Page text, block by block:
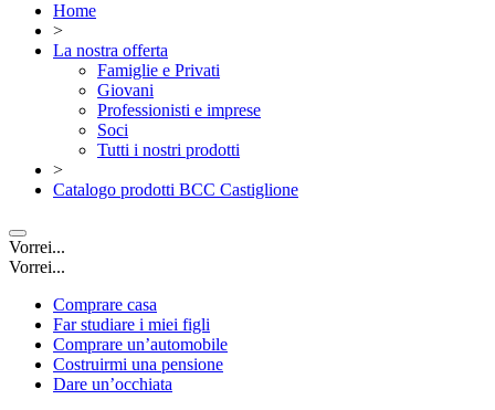
Home
>
La nostra offerta
Famiglie e Privati
Giovani
Professionisti e imprese
Soci
Tutti i nostri prodotti
>
Catalogo prodotti BCC Castiglione
Vorrei...
Vorrei...
Comprare casa
Far studiare i miei figli
Comprare un’automobile
Costruirmi una pensione
Dare un’occhiata